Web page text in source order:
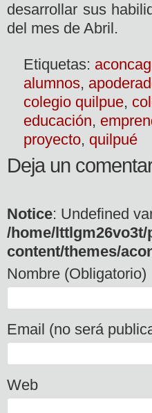
desarrollar sus
del mes de Abril.
Etiquetas:
alumnos,
colegio quilpue,
educación,
proyecto, quilpué
Deja un
Notice: Undefined
/home/
content/themes/
Nombre (Obligatorio)
Email (no será
Web